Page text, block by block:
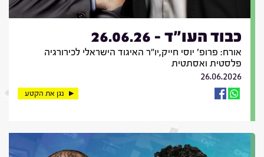
כבוד העו"ד - 26.06.26
אורח: פרופ' יוסי חייק,יו"ר האיגוד הישראלי לכירורגיה
פלסטית ואסתטית
26.06.2026
נגן את הקטע